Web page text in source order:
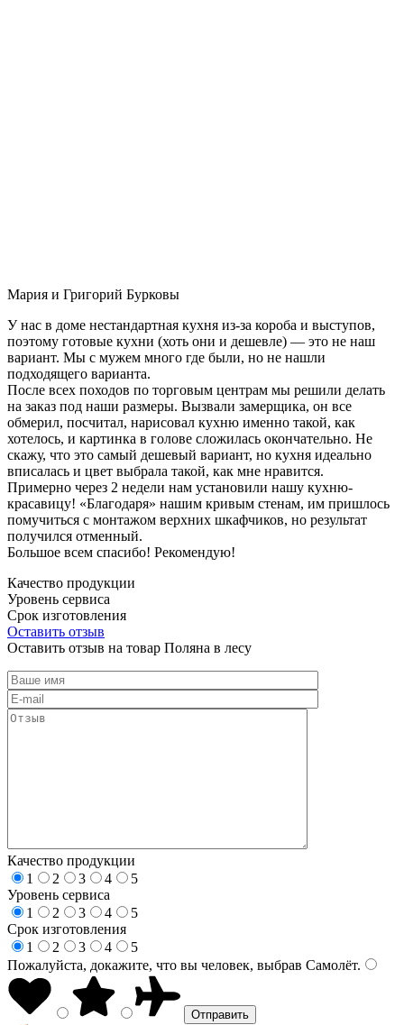
Мария и Григорий Бурковы
У нас в доме нестандартная кухня из-за короба и выступов,
поэтому готовые кухни (хоть они и дешевле) — это не наш
вариант. Мы с мужем много где были, но не нашли
подходящего варианта.
После всех походов по торговым центрам мы решили делать
на заказ под наши размеры. Вызвали замерщика, он все
обмерил, посчитал, нарисовал кухню именно такой, как
хотелось, и картинка в голове сложилась окончательно. Не
скажу, что это самый дешевый вариант, но кухня идеально
вписалась и цвет выбрала такой, как мне нравится.
Примерно через 2 недели нам установили нашу кухню-
красавицу! «Благодаря» нашим кривым стенам, им пришлось
помучиться с монтажом верхних шкафчиков, но результат
получился отменный.
Большое всем спасибо! Рекомендую!
Качество продукции
Уровень сервиса
Срок изготовления
Оставить отзыв
Оставить отзыв на товар Поляна в лесу
Качество продукции
1
2 3 4
5
Уровень сервиса
1
2 3 4
5
Срок изготовления
1
2 3 4
5
Пожалуйста, докажите, что вы человек, выбрав Самолёт.